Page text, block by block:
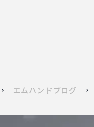
エムハンドブログ